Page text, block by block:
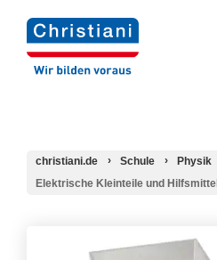
christiani.de Schule Physik
Elektrische Kleinteile und Hilfsmittel